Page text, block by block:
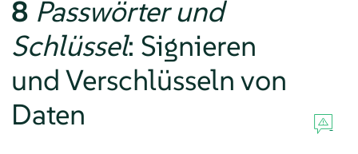
8 Passwörter und
Schlüssel: Signieren
und Verschlüsseln von
Daten